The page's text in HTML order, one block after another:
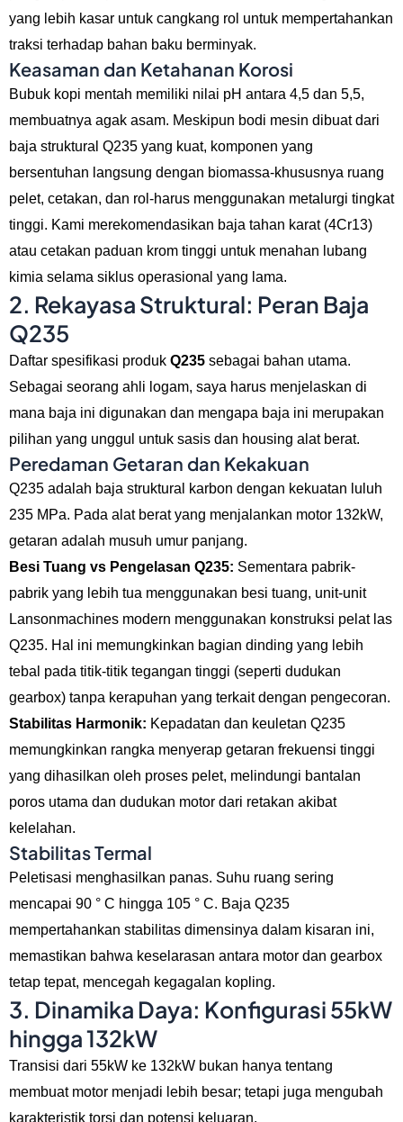
yang lebih kasar untuk cangkang rol untuk mempertahankan
traksi terhadap bahan baku berminyak.
Keasaman dan Ketahanan Korosi
Bubuk kopi mentah memiliki nilai pH antara 4,5 dan 5,5,
membuatnya agak asam. Meskipun bodi mesin dibuat dari
baja struktural Q235 yang kuat, komponen yang
bersentuhan langsung dengan biomassa-khususnya ruang
pelet, cetakan, dan rol-harus menggunakan metalurgi tingkat
tinggi. Kami merekomendasikan baja tahan karat (4Cr13)
atau cetakan paduan krom tinggi untuk menahan lubang
kimia selama siklus operasional yang lama.
2. Rekayasa Struktural: Peran Baja
Q235
Daftar spesifikasi produk Q235 sebagai bahan utama.
Sebagai seorang ahli logam, saya harus menjelaskan di
mana baja ini digunakan dan mengapa baja ini merupakan
pilihan yang unggul untuk sasis dan housing alat berat.
Peredaman Getaran dan Kekakuan
Q235 adalah baja struktural karbon dengan kekuatan luluh
235 MPa. Pada alat berat yang menjalankan motor 132kW,
getaran adalah musuh umur panjang.
Besi Tuang vs Pengelasan Q235: Sementara pabrik-
pabrik yang lebih tua menggunakan besi tuang, unit-unit
Lansonmachines modern menggunakan konstruksi pelat las
Q235. Hal ini memungkinkan bagian dinding yang lebih
tebal pada titik-titik tegangan tinggi (seperti dudukan
gearbox) tanpa kerapuhan yang terkait dengan pengecoran.
Stabilitas Harmonik: Kepadatan dan keuletan Q235
memungkinkan rangka menyerap getaran frekuensi tinggi
yang dihasilkan oleh proses pelet, melindungi bantalan
poros utama dan dudukan motor dari retakan akibat
kelelahan.
Stabilitas Termal
Peletisasi menghasilkan panas. Suhu ruang sering
mencapai 90 ° C hingga 105 ° C. Baja Q235
mempertahankan stabilitas dimensinya dalam kisaran ini,
memastikan bahwa keselarasan antara motor dan gearbox
tetap tepat, mencegah kegagalan kopling.
3. Dinamika Daya: Konfigurasi 55kW
hingga 132kW
Transisi dari 55kW ke 132kW bukan hanya tentang
membuat motor menjadi lebih besar; tetapi juga mengubah
karakteristik torsi dan potensi keluaran.